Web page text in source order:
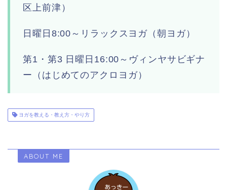
区上前津）
日曜日8:00～リラックスヨガ（朝ヨガ）
第1・第3 日曜日16:00～ヴィンヤサビギナ
ー（はじめてのアクロヨガ）
ヨガを教える・教え方・やり方
ABOUT ME